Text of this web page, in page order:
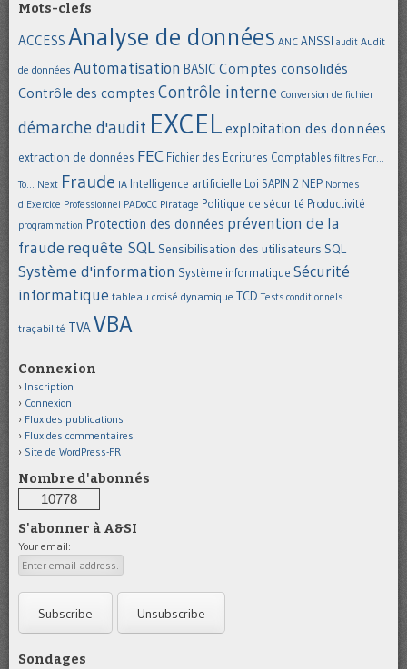
Mots-clefs
ACCESS Analyse de données ANC ANSSI audit Audit
de données Automatisation BASIC Comptes consolidés
Contrôle des comptes Contrôle interne Conversion de fichier
démarche d'audit EXCEL exploitation des données
extraction de données FEC Fichier des Ecritures Comptables filtres For...
To... Next Fraude IA Intelligence artificielle Loi SAPIN 2 NEP Normes
d'Exercice Professionnel PADoCC Piratage Politique de sécurité Productivité
programmation Protection des données prévention de la
fraude requête SQL Sensibilisation des utilisateurs SQL
Système d'information Système informatique Sécurité
informatique tableau croisé dynamique TCD Tests conditionnels
traçabilité TVAVBA
Connexion
Inscription
Connexion
Flux des publications
Flux des commentaires
Site de WordPress-FR
Nombre d'abonnés
10778
S'abonner à A&SI
Your email:
Sondages